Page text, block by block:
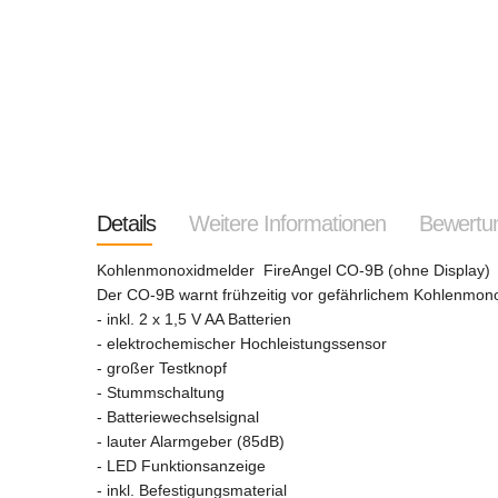
Details
Kohlenmonoxidmelder FireAngel CO-9B (ohne Display)
Der CO-9B warnt frühzeitig vor gefährlichem
- inkl. 2 x 1,5 V AA Batterien
- elektrochemischer Hochleistungssensor
- großer Testknopf
- Stummschaltung
- Batteriewechselsignal
- lauter Alarmgeber (85dB)
- LED Funktionsanzeige
- inkl. Befestigungsmaterial
Weitere Informationen